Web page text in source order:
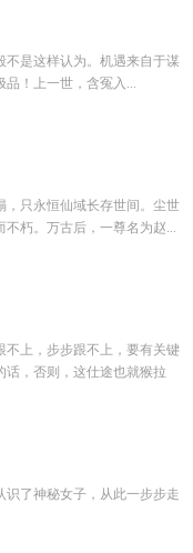
不是这样认为。机遇来自于谋
品！上一世，含冤入...
，只永恒仙域长存世间。尘世
朽。万古后，一尊名为赵...
不上，步步跟不上，要有关键
话，否则，这仕途也就猴拉
识了神秘女子，从此一步步走